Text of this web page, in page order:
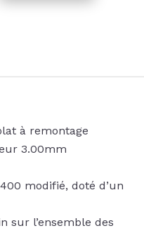
à remontage
3.00mm
modifié, doté d’un
sur l’ensemble des